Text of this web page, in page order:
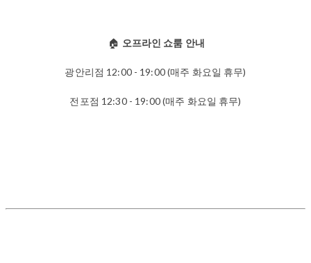
🏠 오프라인 쇼룸 안내
광안리점 12:00 - 19:00 (매주 화요일 휴무)
전포점 12:30 - 19:00 (매주 화요일 휴무)